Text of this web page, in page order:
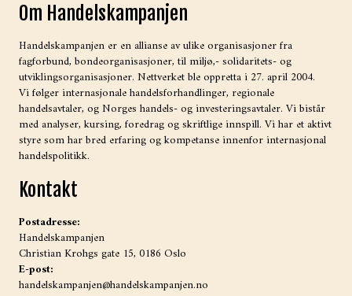
Om Handelskampanjen
Handelskampanjen er en allianse av ulike organisasjoner fra
fagforbund, bondeorganisasjoner, til miljø,- solidaritets- og
utviklingsorganisasjoner. Nettverket ble oppretta i 27. april 2004.
Vi følger internasjonale handelsforhandlinger, regionale
handelsavtaler, og Norges handels- og investeringsavtaler. Vi bistår
med analyser, kursing, foredrag og skriftlige innspill. Vi har et aktivt
styre som har bred erfaring og kompetanse innenfor internasjonal
handelspolitikk.
Kontakt
Postadresse:
Handelskampanjen
Christian Krohgs gate 15, 0186 Oslo
E-post:
handelskampanjen@handelskampanjen.no